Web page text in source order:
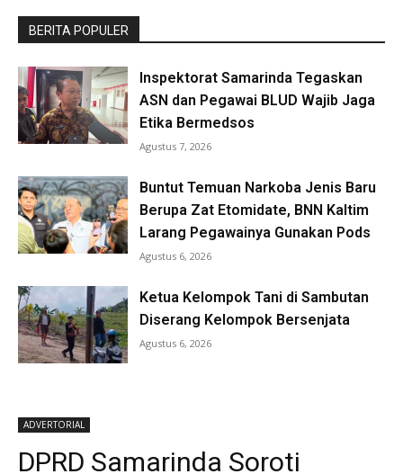
BERITA POPULER
Inspektorat Samarinda Tegaskan
ASN dan Pegawai BLUD Wajib Jaga
Etika Bermedsos
Agustus 7, 2026
Buntut Temuan Narkoba Jenis Baru
Berupa Zat Etomidate, BNN Kaltim
Larang Pegawainya Gunakan Pods
Agustus 6, 2026
Ketua Kelompok Tani di Sambutan
Diserang Kelompok Bersenjata
Agustus 6, 2026